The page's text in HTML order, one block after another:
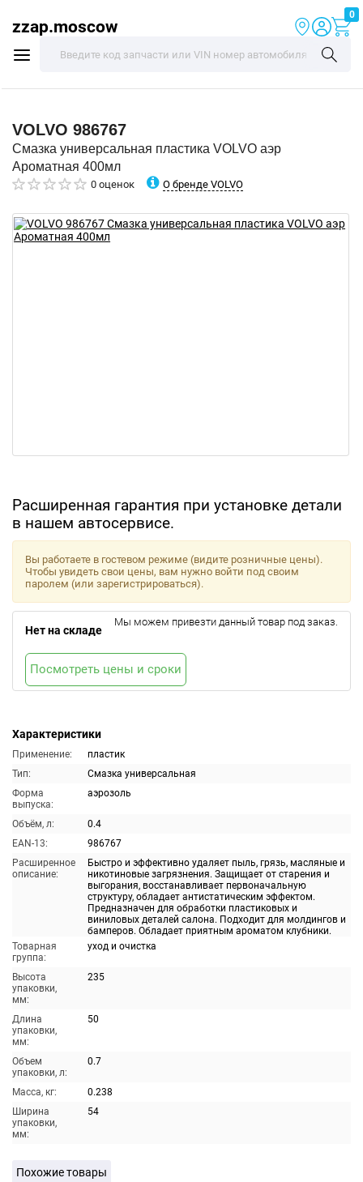
zzap.moscow
0
VOLVO 986767
Смазка универсальная пластика VOLVO аэр
Ароматная 400мл
0 оценок О бренде VOLVO
Расширенная гарантия при установке детали
в нашем автосервисе.
Характеристики
Применение:
пластик
Тип:
Смазка универсальная
Форма
выпуска:
аэрозоль
Объём, л:
0.4
EAN-13:
986767
Расширенное
описание:
Быстро и эффективно удаляет пыль, грязь, масляные и
никотиновые загрязнения. Защищает от старения и
выгорания, восстанавливает первоначальную
структуру, обладает антистатическим эффектом.
Предназначен для обработки пластиковых и
виниловых деталей салона. Подходит для молдингов и
бамперов. Обладает приятным ароматом клубники.
Товарная
группа:
уход и очистка
Высота
упаковки,
мм:
235
Длина
упаковки,
мм:
50
Объем
упаковки, л:
0.7
Масса, кг:
0.238
Ширина
упаковки,
мм:
54
Вы работаете в гостевом режиме (видите розничные цены).
Чтобы увидеть свои цены, вам нужно войти под своим
паролем (или зарегистрироваться).
Нет на складе
Мы можем привезти данный товар под заказ.
Посмотреть цены и сроки
Похожие товары